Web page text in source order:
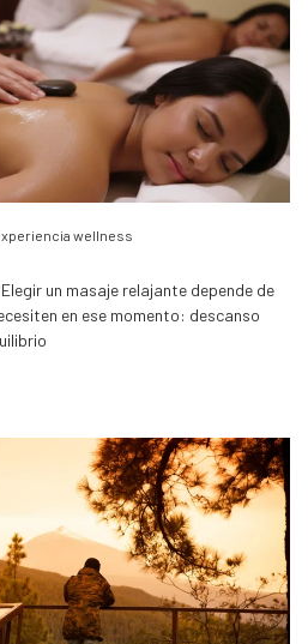
wellness
un masaje relajante depende de
en ese momento: descanso